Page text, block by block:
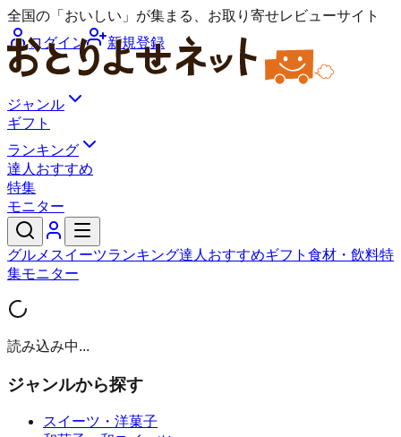
全国の「おいしい」が集まる、お取り寄せレビューサイト
ログイン
新規登録
ジャンル
ギフト
ランキング
達人おすすめ
特集
モニター
グルメ スイーツランキング達人おすすめギフト 食材・飲料特
集モニター
読み込み中...
ジャンルから探す
スイーツ・洋菓子